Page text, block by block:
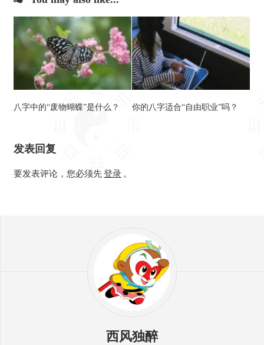
八字中的“废物蝴蝶”是什么？ 你的八字适合“自由职业”吗？
发表回复
要发表评论，您必须先登录 。
西风独醉